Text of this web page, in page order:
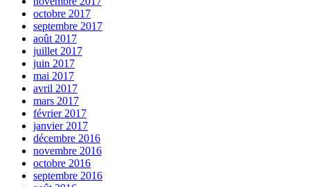
octobre 2017
septembre 2017
août 2017
juillet 2017
juin 2017
mai 2017
avril 2017
mars 2017
février 2017
janvier 2017
décembre 2016
novembre 2016
octobre 2016
septembre 2016